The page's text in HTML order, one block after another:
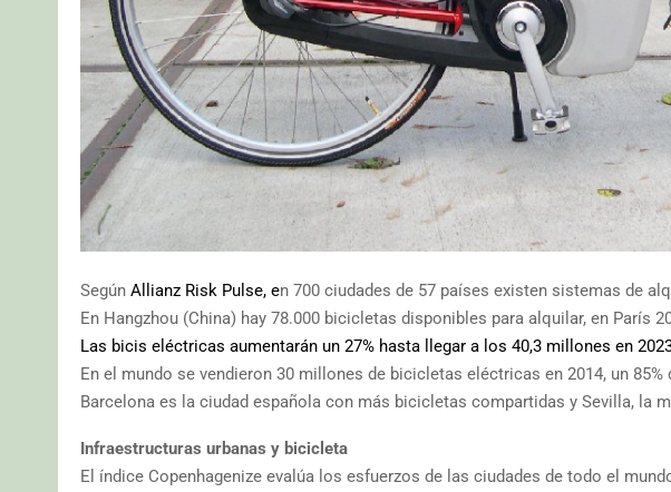
Según Allianz Risk Pulse, en 700 ciudades de 57 países existen sistemas de
En Hangzhou (China) hay 78.000 bicicletas disponibles para alquilar, en París
Las bicis eléctricas aumentarán un 27% hasta llegar a los 40,3 millones en
En el mundo se vendieron 30 millones de bicicletas eléctricas en 2014, un 85%
Barcelona es la ciudad española con más bicicletas compartidas y Sevilla, la
Infraestructuras urbanas y bicicleta
El índice Copenhagenize evalúa los esfuerzos de las ciudades de todo el